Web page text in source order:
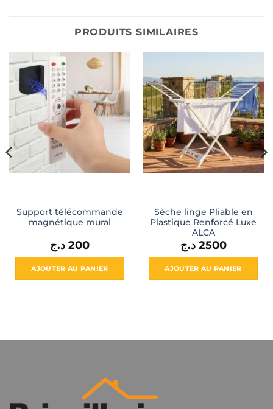
PRODUITS SIMILAIRES
Support télécommande
magnétique mural
200 د.ج
AJOUTER AU PANIER
Sèche linge Pliable en
Plastique Renforcé Luxe
ALCA
2500 د.ج
AJOUTER AU PANIER